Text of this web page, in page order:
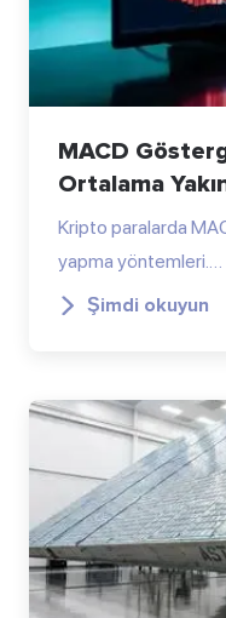
MACD
Ortalama
Kripto paralarda
yapma yöntemleri.…
Şimdi okuyun